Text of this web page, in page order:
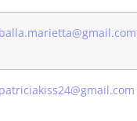
balla.marietta@gmail.com
patriciakiss24@gmail.com